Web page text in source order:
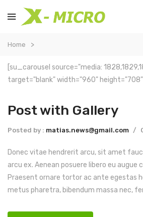
Home
[su_carousel source="media:
target="blank" width="960" height="708"
Post with Gallery
Posted by : matias.news@gmail.com /
Donec vitae hendrerit arcu, sit amet
arcu ex. Aenean posuere libero eu augue
Praesent ornare tortor ac ante egestas
metus pharetra, bibendum massa nec,